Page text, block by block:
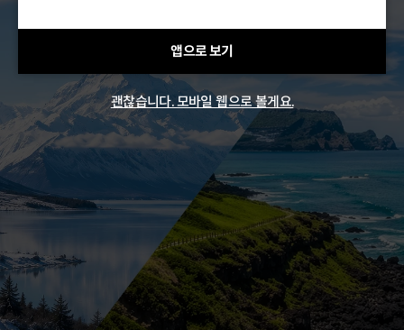
앱으로 보기
괜찮습니다. 모바일 웹으로 볼게요.